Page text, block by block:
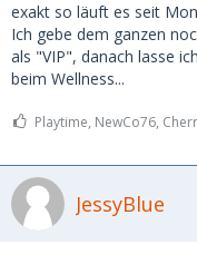
Und unfassbar viele
einem Telefont. Ich
kannte sowas noch gar
Influencer benutzt hat.
Also ja. Es gibt täglich
scheinen wirklich
exakt so läuft es seit
Ich gebe dem ganzen
als "VIP", danach lasse
beim Wellness...
Playtime, NewCo76,
JessyBlue